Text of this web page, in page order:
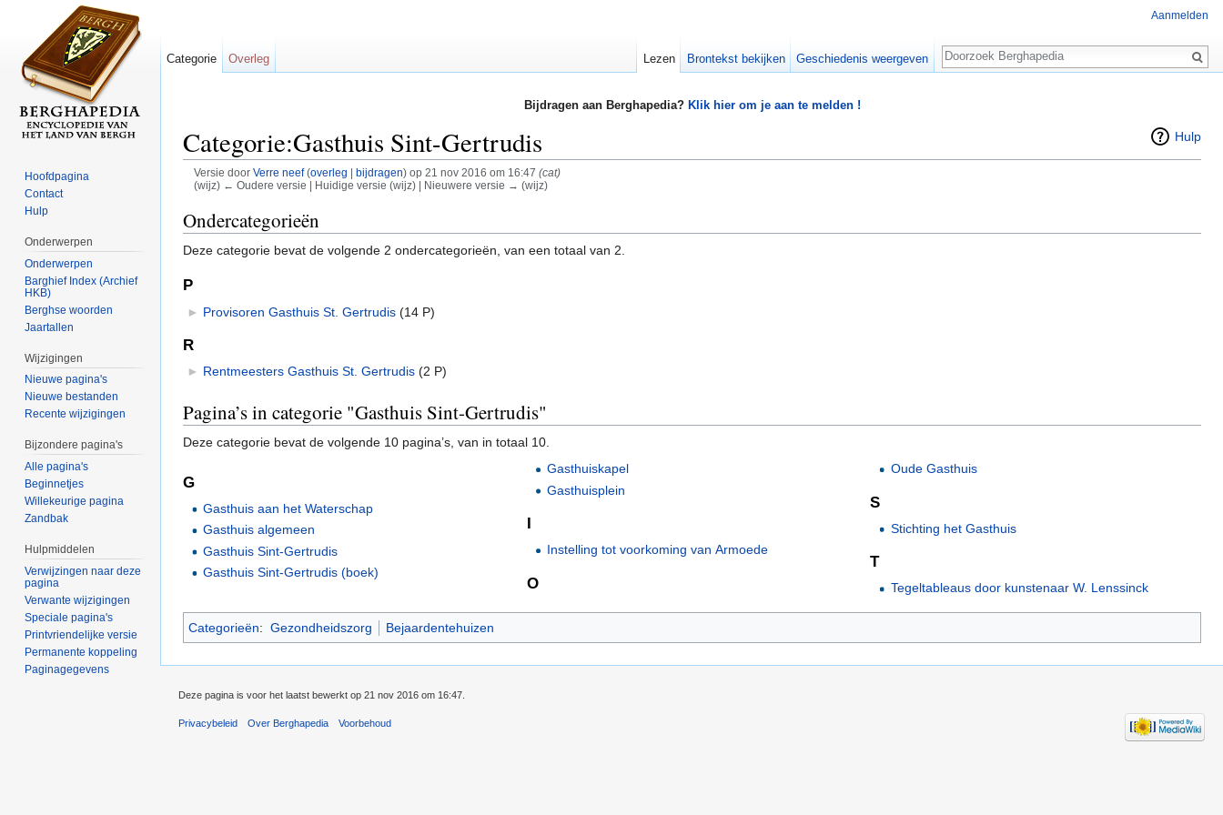
Bijdragen aan Berghapedia? Klik hier om je aan te melden !
Hulp
Categorie:Gasthuis Sint-Gertrudis
Versie door Verre neef (overleg bijdragen)op 21 nov 2016 om 16:47 (cat)
(wijz) ← Oudere versie | Huidige versie (wijz) | Nieuwere versie → (wijz)
Ondercategorieën
Deze categorie bevat de volgende 2 ondercategorieën, van een totaal van 2.
P
► Provisoren Gasthuis St. Gertrudis‎ (14 P)
R
► Rentmeesters Gasthuis St. Gertrudis‎ (2 P)
Pagina’s in categorie "Gasthuis Sint-Gertrudis"
Deze categorie bevat de volgende 10 pagina’s, van in totaal 10.
G
Gasthuis aan het Waterschap
Gasthuis algemeen
Gasthuis Sint-Gertrudis
Gasthuis Sint-Gertrudis (boek)
Gasthuiskapel
Gasthuisplein
I
Instelling tot voorkoming van Armoede
O
Oude Gasthuis
S
Stichting het Gasthuis
T
Tegeltableaus door kunstenaar W. Lenssinck
Categorieën: Gezondheidszorg Bejaardentehuizen
Aanmelden
Categorie Overleg Lezen Brontekst bekijken Geschiedenis weergeven
Zoeken
Hoofdpagina
Contact
Hulp
Onderwerpen
Onderwerpen
Barghief Index (Archief
HKB)
Berghse woorden
Jaartallen
Wijzigingen
Nieuwe pagina's
Nieuwe bestanden
Recente wijzigingen
Bijzondere pagina's
Alle pagina's
Beginnetjes
Willekeurige pagina
Zandbak
Hulpmiddelen
Verwijzingen naar deze
pagina
Verwante wijzigingen
Speciale pagina's
Printvriendelijke versie
Permanente koppeling
Paginagegevens
Deze pagina is voor het laatst bewerkt op 21 nov 2016 om 16:47.
Privacybeleid Over Berghapedia Voorbehoud